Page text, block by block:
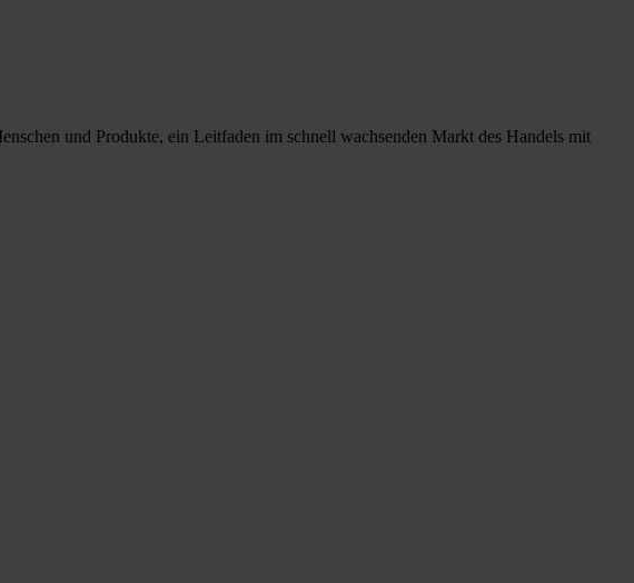
und Produkte, ein Leitfaden im schnell wachsenden Markt des Handels mit